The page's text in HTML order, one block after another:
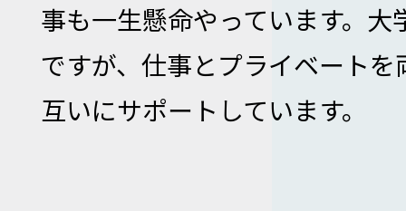
事も一生懸命やっています。大
ですが、仕事とプライベート
互いにサポートしています。